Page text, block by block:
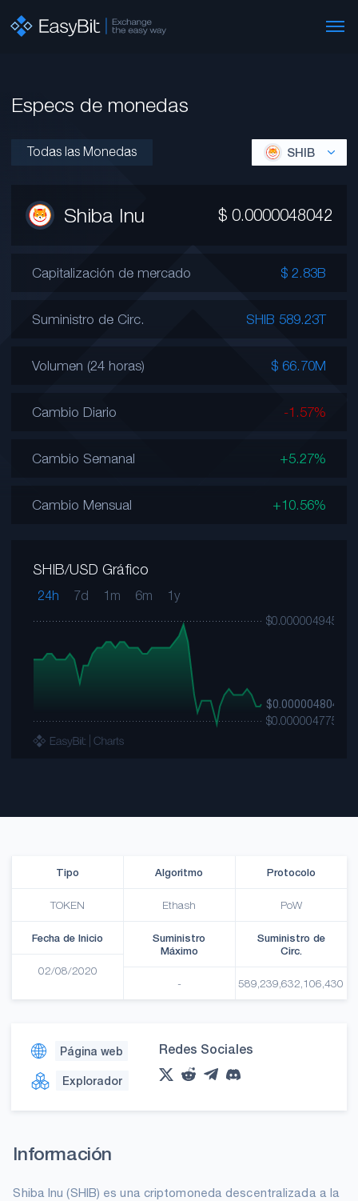
Especs de monedas
Todas las Monedas SHIB
Shiba Inu $ 0.0000048042
Capitalización de mercado $ 2.83B
Suministro de Circ. SHIB 589.23T
Volumen (24 horas) $ 66.70M
Cambio Diario -1.57%
Cambio Semanal +5.27%
Cambio Mensual +10.56%
SHIB/USD Gráfico
24h 7d 1m 6m 1y
Tipo
TOKEN
Algoritmo
Ethash
Protocolo
PoW
Fecha de Inicio
02/08/2020
Suministro
Máximo
-
Suministro de
Circ.
589,239,632,106,430
Página web
Explorador
Redes Sociales
Información
Shiba Inu (SHIB) es una criptomoneda descentralizada a la